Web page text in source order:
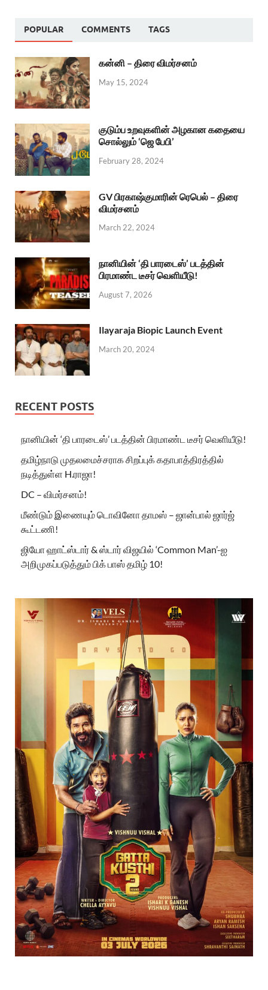
POPULAR COMMENTS TAGS
கன்னி – திரை விமர்சனம்
May 15, 2024
குடும்ப உறவுகளின் அழகான கதையை
சொல்லும் ‘ஜெ பேபி’
February 28, 2024
GV பிரகாஷ்குமாரின் ரெபெல் – திரை
விமர்சனம்
March 22, 2024
நானியின் ‘தி பாரடைஸ்’ படத்தின்
பிரமாண்ட டீசர் வெளியீடு!
August 7, 2026
Ilayaraja Biopic Launch Event
March 20, 2024
RECENT POSTS
நானியின் ‘தி பாரடைஸ்’ படத்தின் பிரமாண்ட டீசர் வெளியீடு!
தமிழ்நாடு முதலமைச்சராக சிறப்புக் கதாபாத்திரத்தில்
நடித்துள்ள H.ராஜா!
DC – விமர்சனம்!
மீண்டும் இணையும் டொவினோ தாமஸ் – ஜான்பால் ஜார்ஜ்
கூட்டணி!
ஜியோ ஹாட்ஸ்டார் & ஸ்டார் விஜயில் ‘Common Man’-ஐ
அறிமுகப்படுத்தும் பிக் பாஸ் தமிழ் 10!